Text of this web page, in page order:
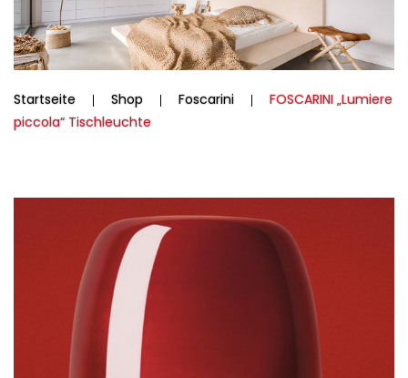
KONTAKT
Impressum
Datenschutzerklärung
No products in the cart.
Startseite Shop Foscarini
FOSCARINI „Lumiere
piccola“ Tischleuchte